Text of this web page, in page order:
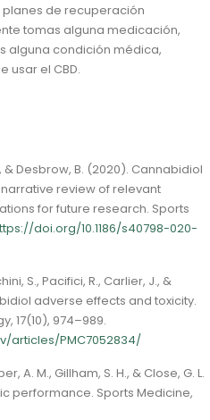
de recuperación
tomas alguna medicación,
alguna condición médica,
usar el CBD.
& Desbrow, B. (2020). Cannabidiol
review of relevant
for future research. Sports
doi.org/10.1186/s40798-020-
S., Pacifici, R., Carlier, J., &
adverse effects and toxicity.
17(10), 974–989.
articles/PMC7052834/
A. M., Gillham, S. H., & Close, G. L.
performance. Sports Medicine,